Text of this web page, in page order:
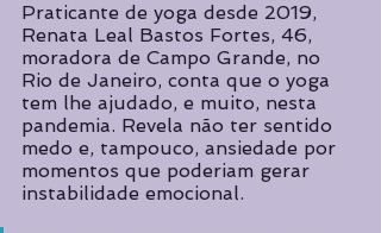
Praticante de yoga desde 2019,
Renata Leal Bastos Fortes, 46,
moradora de Campo Grande, no
Rio de Janeiro, conta que o yoga
tem lhe ajudado, e muito, nesta
pandemia. Revela não ter sentido
medo e, tampouco, ansiedade por
momentos que poderiam gerar
instabilidade emocional.